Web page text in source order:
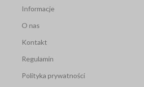
Informacje
O nas
Kontakt
Regulamin
Polityka prywatności